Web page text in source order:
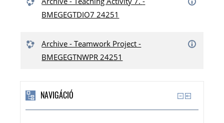
BMEGEGTDIO7 24251
Archive - Teamwork Project -
BMEGEGTNWPR 24251
NAVIGÁCIÓ